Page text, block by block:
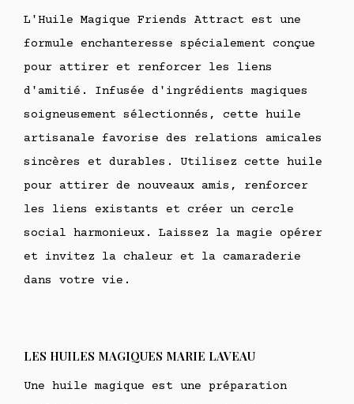
L'Huile Magique Friends Attract est une
formule enchanteresse spécialement conçue
pour attirer et renforcer les liens
d'amitié. Infusée d'ingrédients magiques
soigneusement sélectionnés, cette huile
artisanale favorise des relations amicales
sincères et durables. Utilisez cette huile
pour attirer de nouveaux amis, renforcer
les liens existants et créer un cercle
social harmonieux. Laissez la magie opérer
et invitez la chaleur et la camaraderie
dans votre vie.
LES HUILES MAGIQUES MARIE LAVEAU
Une huile magique est une préparation